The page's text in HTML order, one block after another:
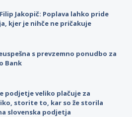
Jakopič: Poplava lahko pride
kjer je nihče ne pričakuje
s prevzemno ponudbo za
Bank
podjetje veliko plačuje za
storite to, kar so že storila
slovenska podjetja